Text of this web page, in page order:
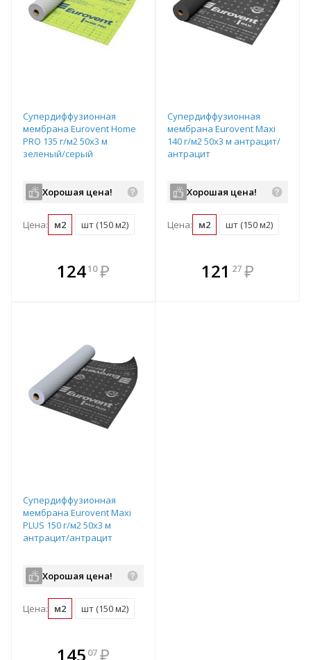
Супердиффузионная
мембрана Eurovent Home
PRO 135 г/м2 50х3 м
зеленый/серый
Хорошая цена!
Цена: м2 шт (150 м2)
12410 ₽
В комплекте
всегда выгоднее!
Супердиффузионная
мембрана Eurovent Maxi
140 г/м2 50х3 м антрацит/
антрацит
Хорошая цена!
Цена: м2 шт (150 м2)
В комплекте
всегда выгоднее!
121 27 ₽
Супердиффузионная
мембрана Eurovent Maxi
PLUS 150 г/м2 50х3 м
антрацит/антрацит
Хорошая цена!
Цена: м2 шт (150 м2)
145 07 ₽